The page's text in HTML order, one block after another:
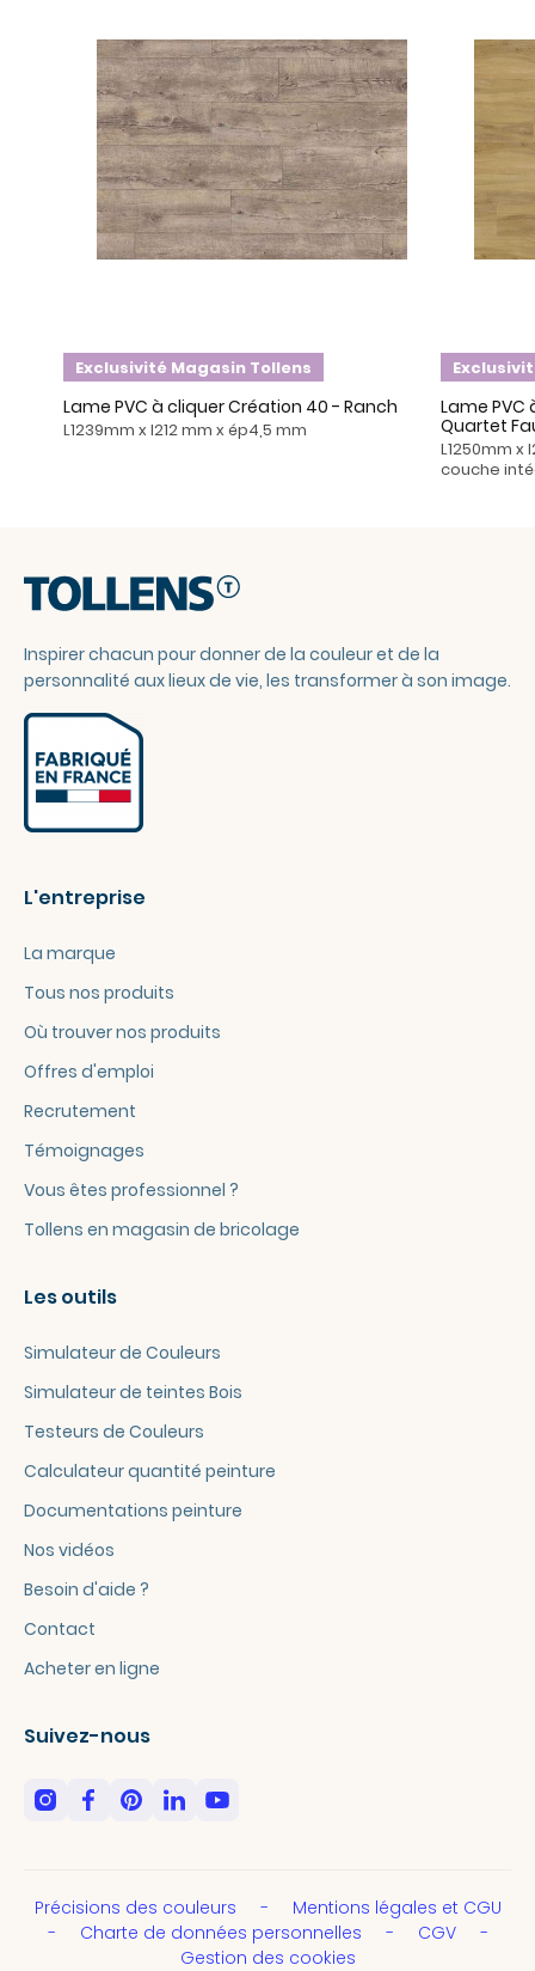
Exclusivité Magasin Tollens
Lame PVC à cliquer Création 40 - Ranch
L1239mm x l212 mm x ép4,5 mm
Lame
Quartet
L1250mm x
couche
Inspirer chacun pour donner de la couleur et de la
personnalité aux lieux de vie, les transformer à son image.
L'entreprise
La marque
Tous nos produits
Où trouver nos produits
Offres d'emploi
Recrutement
Témoignages
Vous êtes professionnel ?
Tollens en magasin de bricolage
Les outils
Simulateur de Couleurs
Simulateur de teintes Bois
Testeurs de Couleurs
Calculateur quantité peinture
Documentations peinture
Nos vidéos
Besoin d'aide ?
Contact
Acheter en ligne
Suivez-nous
Précisions des couleurs
Mentions légales et CGU
Charte de données personnelles
CGV
Gestion des cookies